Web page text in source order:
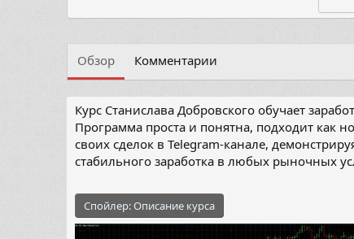
Обзор Комментарии
Курс Станислава Добровского обучает
Программа проста и понятна, подходит как
своих сделок в Telegram-канале,
стабильного заработка в любых рыночных
Спойлер:Описание курса